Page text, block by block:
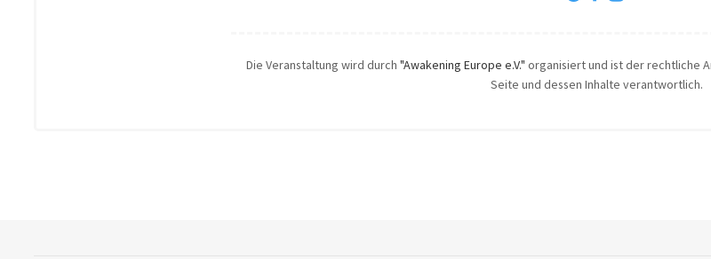
Die Veranstaltung wird durch "Awakening Europe e.V." organisiert und ist der rechtliche
Seite und dessen Inhalte verantwortlich.